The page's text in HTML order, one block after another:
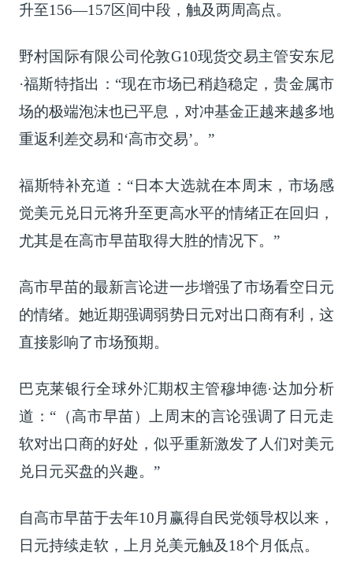
升至156—157区间中段，触及两周高点。
野村国际有限公司伦敦G10现货交易主管安东尼
·福斯特指出：“现在市场已稍趋稳定，贵金属市
场的极端泡沫也已平息，对冲基金正越来越多地
重返利差交易和‘高市交易’。”
福斯特补充道：“日本大选就在本周末，市场感
觉美元兑日元将升至更高水平的情绪正在回归，
尤其是在高市早苗取得大胜的情况下。”
高市早苗的最新言论进一步增强了市场看空日元
的情绪。她近期强调弱势日元对出口商有利，这
直接影响了市场预期。
巴克莱银行全球外汇期权主管穆坤德·达加分析
道：“（高市早苗）上周末的言论强调了日元走
软对出口商的好处，似乎重新激发了人们对美元
兑日元买盘的兴趣。”
自高市早苗于去年10月赢得自民党领导权以来，
日元持续走软，上月兑美元触及18个月低点。